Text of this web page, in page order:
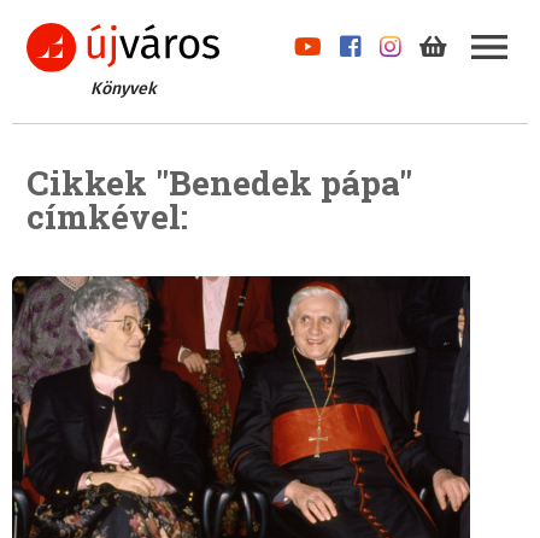
Könyvek
Cikkek "Benedek pápa"
címkével: